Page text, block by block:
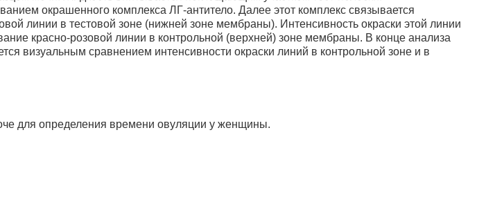
окрашенного комплекса ЛГ-антитело. Далее этот комплекс связывается
линии в тестовой зоне (нижней зоне мембраны). Интенсивность окраски этой линии
красно-розовой линии в контрольной (верхней) зоне мембраны. В конце анализа
визуальным сравнением интенсивности окраски линий в контрольной зоне и в
для определения времени овуляции у женщины.